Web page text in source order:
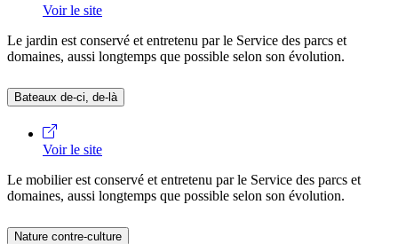
Voir le site
Le jardin est conservé et entretenu par le Service des parcs et
domaines, aussi longtemps que possible selon son évolution.
Bateaux de-ci, de-là
Voir le site
Le mobilier est conservé et entretenu par le Service des parcs et
domaines, aussi longtemps que possible selon son évolution.
Nature contre-culture